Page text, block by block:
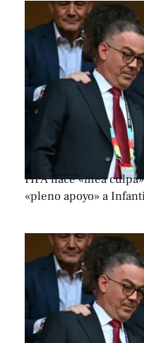
FIFA hace «mea
«pleno apoyo» a